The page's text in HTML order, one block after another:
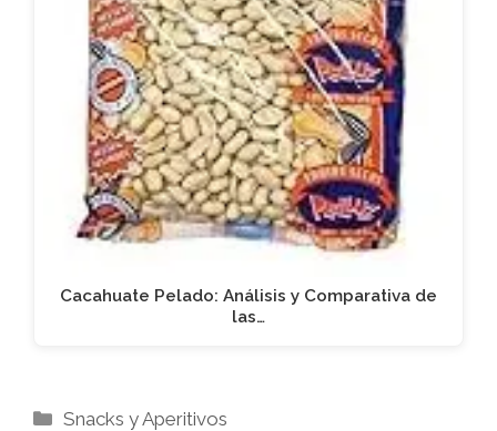
Cacahuate Pelado: Análisis y Comparativa de
las…
Categorías
Snacks y Aperitivos